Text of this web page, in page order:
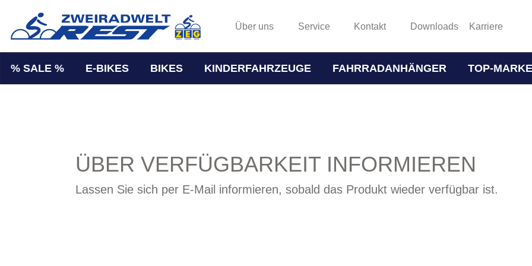
Über uns Service Kontakt Downloads Karriere
% SALE % E-BIKES BIKES KINDERFAHRZEUGE FAHRRADANHÄNGER TOP-
ÜBER VERFÜGBARKEIT INFORMIEREN
Lassen Sie sich per E-Mail informieren, sobald das Produkt wieder verfügbar ist.